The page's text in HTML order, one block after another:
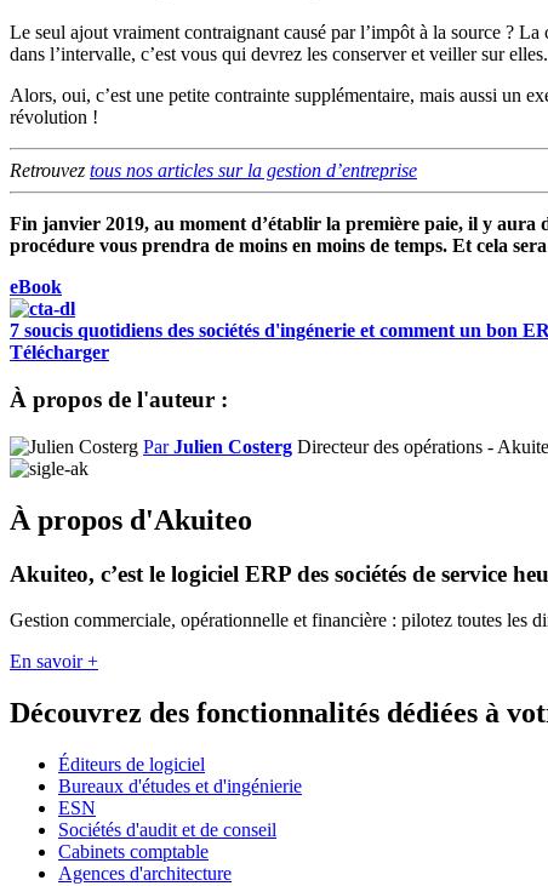
Le seul ajout vraiment contraignant causé par l’impôt à la source ? La
dans l’intervalle, c’est vous qui devrez les conserver et veiller sur elles.
Alors, oui, c’est une petite contrainte supplémentaire, mais aussi un
révolution !
Retrouvez tous nos articles sur la gestion d’entreprise
Fin janvier 2019, au moment d’établir la première paie, il y aura
procédure vous prendra de moins en moins de temps. Et cela
eBook
7 soucis quotidiens des sociétés d'ingénerie et comment un bon
Télécharger
À propos de l'auteur :
ParJulien Costerg Directeur des opérations -
À propos d'Akuiteo
Akuiteo, c’est le logiciel ERP des sociétés de service
Gestion commerciale, opérationnelle et financière : pilotez toutes les
En savoir +
Découvrez des fonctionnalités dédiées à
Éditeurs de logiciel
Bureaux d'études et d'ingénierie
ESN
Sociétés d'audit et de conseil
Cabinets comptable
Agences d'architecture